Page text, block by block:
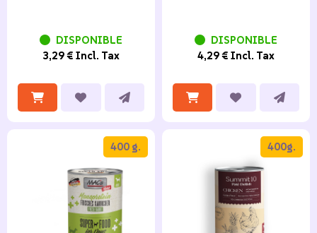
DISPONIBLE
3,29 € Incl. Tax
DISPONIBLE
4,29 € Incl. Tax
400 g. 400g.